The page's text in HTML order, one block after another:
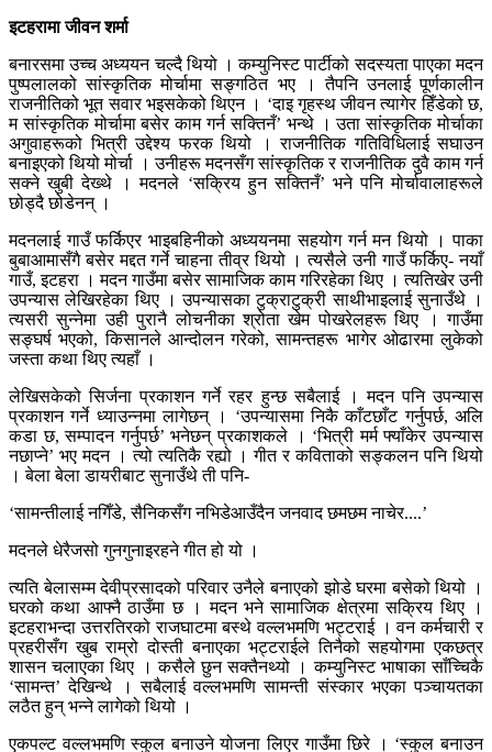
इटहरामा जीवन शर्मा
बनारसमा उच्च अध्ययन चल्दै थियो । कम्युनिस्ट पार्टीको सदस्यता पाएका मदन
पुष्पलालको सांस्कृतिक मोर्चामा सङ्गठित भए । तैपनि उनलाई पूर्णकालीन
राजनीतिको भूत सवार भइसकेको थिएन । ‘दाइ गृहस्थ जीवन त्यागेर हिँडेको छ,
म सांस्कृतिक मोर्चामा बसेर काम गर्न सक्तिनँ’ भन्थे । उता सांस्कृतिक मोर्चाका
अगुवाहरूको भित्री उद्देश्य फरक थियो । राजनीतिक गतिविधिलाई सघाउन
बनाइएको थियो मोर्चा । उनीहरू मदनसँग सांस्कृतिक र राजनीतिक दुवै काम गर्न
सक्ने खुबी देख्थे । मदनले ‘सक्रिय हुन सक्तिनँ’ भने पनि मोर्चावालाहरूले
छोड्दै छोडेनन् ।
मदनलाई गाउँ फर्किएर भाइबहिनीको अध्ययनमा सहयोग गर्न मन थियो । पाका
बुबाआमासँगै बसेर मद्दत गर्ने चाहना तीव्र थियो । त्यसैले उनी गाउँ फर्किए- नयाँ
गाउँ, इटहरा । मदन गाउँमा बसेर सामाजिक काम गरिरहेका थिए । त्यतिखेर उनी
उपन्यास लेखिरहेका थिए । उपन्यासका टुक्राटुक्री साथीभाइलाई सुनाउँथे ।
त्यसरी सुन्नेमा उही पुरानै लोचनीका श्रोता खेम पोखरेलहरू थिए । गाउँमा
सङ्घर्ष भएको, किसानले आन्दोलन गरेको, सामन्तहरू भागेर ओढारमा लुकेको
जस्ता कथा थिए त्यहाँ ।
लेखिसकेको सिर्जना प्रकाशन गर्ने रहर हुन्छ सबैलाई । मदन पनि उपन्यास
प्रकाशन गर्ने ध्याउन्नमा लागेछन् । ‘उपन्यासमा निकै काँटछाँट गर्नुपर्छ, अलि
कडा छ, सम्पादन गर्नुपर्छ’ भनेछन् प्रकाशकले । ‘भित्री मर्म फ्याँकेर उपन्यास
नछाप्ने’ भए मदन । त्यो त्यतिकै रह्यो । गीत र कविताको सङ्कलन पनि थियो
। बेला बेला डायरीबाट सुनाउँथे ती पनि-
‘सामन्तीलाई नगिँडे, सैनिकसँग नभिडेआउँदैन जनवाद छमछम नाचेर....’
मदनले धेरैजसो गुनगुनाइरहने गीत हो यो ।
त्यति बेलासम्म देवीप्रसादको परिवार उनैले बनाएको झोडे घरमा बसेको थियो ।
घरको कथा आफ्नै ठाउँमा छ । मदन भने सामाजिक क्षेत्रमा सक्रिय थिए ।
इटहराभन्दा उत्तरतिरको राजघाटमा बस्थे वल्लभमणि भट्टराई । वन कर्मचारी र
प्रहरीसँग खुब राम्रो दोस्ती बनाएका भट्टराईले तिनैको सहयोगमा एकछत्र
शासन चलाएका थिए । कसैले छुन सक्तैनथ्यो । कम्युनिस्ट भाषाका साँच्चिकै
‘सामन्त’ देखिन्थे । सबैलाई वल्लभमणि सामन्ती संस्कार भएका पञ्चायतका
लठैत हुन् भन्ने लागेको थियो ।
एकपल्ट वल्लभमणि स्कुल बनाउने योजना लिएर गाउँमा छिरे । ‘स्कुल बनाउन